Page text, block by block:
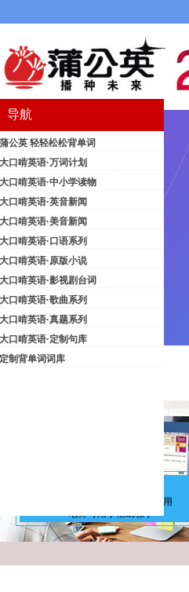
导航
蒲公英 轻轻松松背单词
大口啃英语·万词计划
大口啃英语·中小学读物
大口啃英语·英音新闻
大口啃英语·美音新闻
大口啃英语·口语系列
大口啃英语·原版小说
大口啃英语·影视剧台词
大口啃英语·歌曲系列
大口啃英语·真题系列
大口啃英语·定制句库
定制背单词词库
大中小学生，考研留学都可用
老师可用于辅助教学